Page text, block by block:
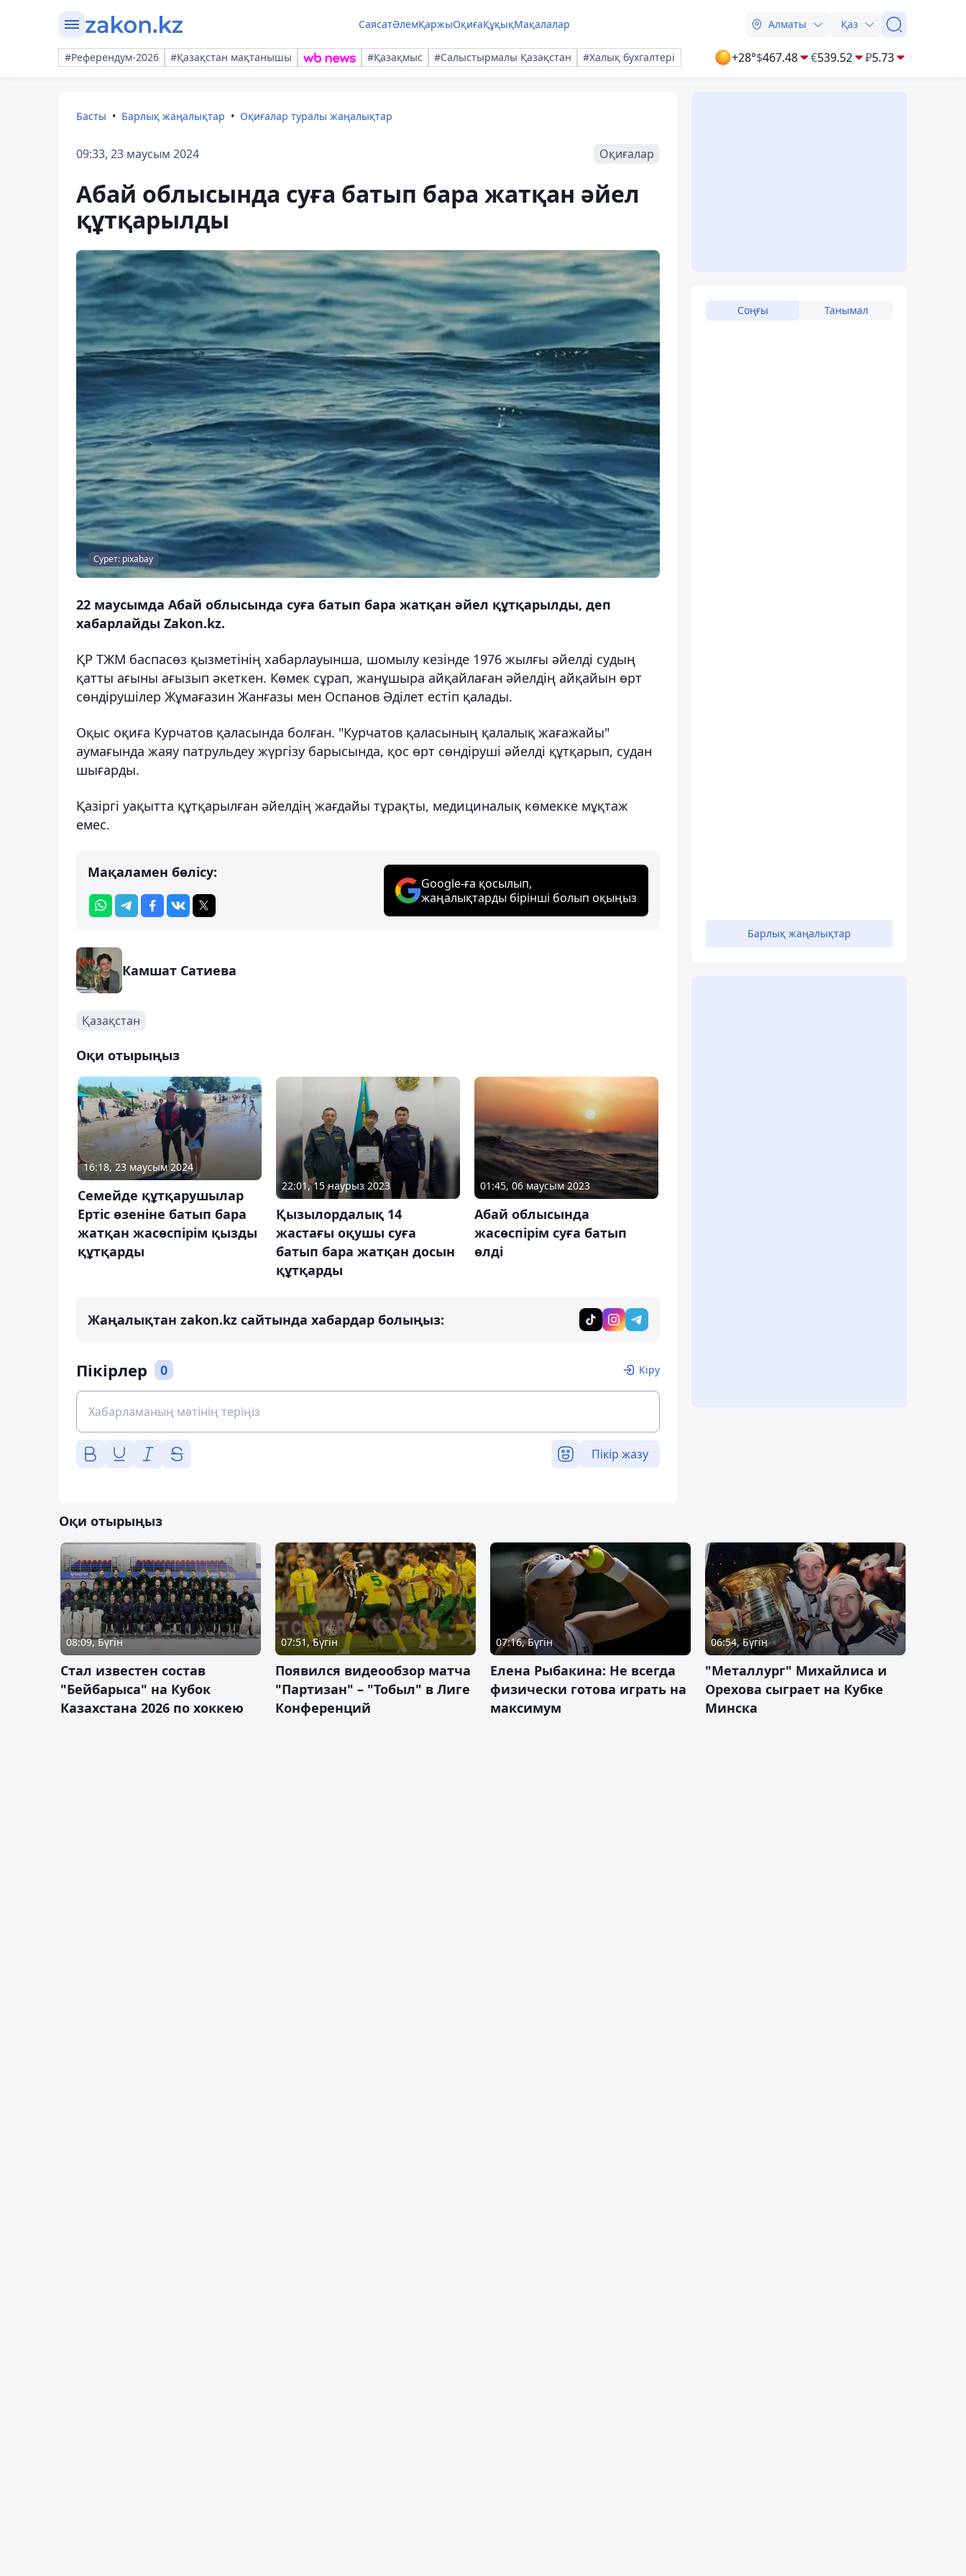
СаясатӘлемҚаржыОқиғаҚұқықМақалалар Алматы Қаз
#Референдум-2026 #Қазақстан мақтанышы #Қазақмыс #Салыстырмалы Қазақстан #Халық бухгалтері +28°$467.48 €539.52 ₽5.73
Басты Барлық жаңалықтар Оқиғалар туралы жаңалықтар
09:33, 23 маусым 2024 Оқиғалар
Абай облысында суға батып бара жатқан әйел
құтқарылды
Сурет: pixabay
22 маусымда Абай облысында суға батып бара жатқан әйел құтқарылды, деп
хабарлайды Zakon.kz.
ҚР ТЖМ баспасөз қызметінің хабарлауынша, шомылу кезінде 1976 жылғы әйелді судың
қатты ағыны ағызып әкеткен. Көмек сұрап, жанұшыра айқайлаған әйелдің айқайын өрт
сөндірушілер Жұмағазин Жанғазы мен Оспанов Әділет естіп қалады.
Оқыс оқиға Курчатов қаласында болған. "Курчатов қаласының қалалық жағажайы"
аумағында жаяу патрульдеу жүргізу барысында, қос өрт сөндіруші әйелді құтқарып, судан
шығарды.
Қазіргі уақытта құтқарылған әйелдің жағдайы тұрақты, медициналық көмекке мұқтаж
емес.
Мақаламен бөлісу:
Google-ға қосылып,
жаңалықтарды бірінші болып оқыңыз
Камшат Сатиева
Қазақстан
Оқи отырыңыз
16:18, 23 маусым 2024
Семейде құтқарушылар
Ертіс өзеніне батып бара
жатқан жасөспірім қызды
құтқарды
22:01, 15 наурыз 2023
Қызылордалық 14
жастағы оқушы суға
батып бара жатқан досын
құтқарды
01:45, 06 маусым 2023
Абай облысында
жасөспірім суға батып
өлді
Жаңалықтан zakon.kz сайтында хабардар болыңыз:
Пікірлер 0 Кіру
Пікір жазу
Соңғы Танымал
Барлық жаңалықтар
Оқи отырыңыз
08:09, Бүгін
Стал известен состав
"Бейбарыса" на Кубок
Казахстана 2026 по хоккею
07:51, Бүгін
Появился видеообзор матча
"Партизан" – "Тобыл" в Лиге
Конференций
07:16, Бүгін
Елена Рыбакина: Не всегда
физически готова играть на
максимум
06:54, Бүгін
"Металлург" Михайлиса и
Орехова сыграет на Кубке
Минска